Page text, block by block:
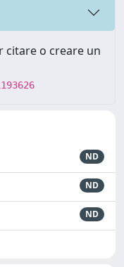
citare o creare un
ND
ND
ND